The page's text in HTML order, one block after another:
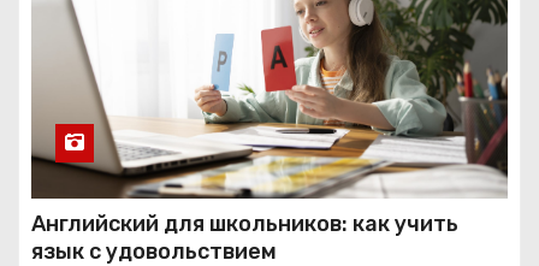
Английский для школьников: как учить
язык с удовольствием